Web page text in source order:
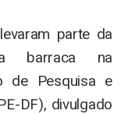
parte da
barraca na
de Pesquisa e
DF), divulgado